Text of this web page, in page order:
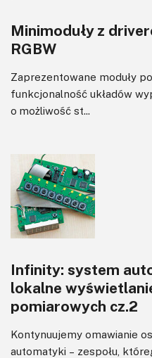
Minimoduły z
RGBW
Zaprezentowane moduły
funkcjonalność układów
o możliwość st...
Infinity: system
lokalne
pomiarowych cz.2
Kontynuujemy omawianie
automatyki – zespołu,